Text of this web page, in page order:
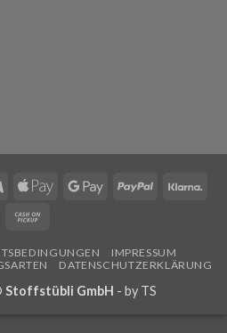
Visa
Apple
Google PayPal
Pickup
IMPRESSUM
DATENSCHUTZERKLÄRUNG
Stoffstübli GmbH - by TS